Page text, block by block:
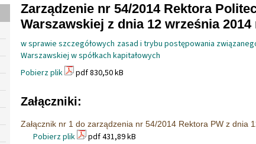
Zarządzenie nr 54/2014 Rektora
Warszawskiej z dnia 12 września 2014
w sprawie szczegółowych zasad i trybu postępowania
Warszawskiej w spółkach kapitałowych
Pobierz plik
pdf 830,50 kB
Załączniki:
Załącznik nr 1 do zarządzenia nr 54/2014 Rektora PW z dnia
Pobierz plik pdf 431,89 kB